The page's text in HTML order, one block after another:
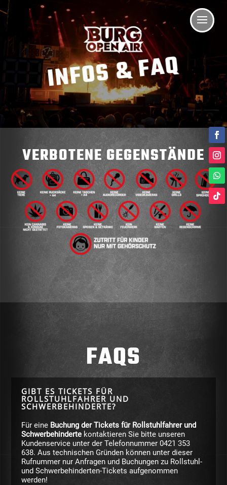
INFOS & FAQ
VERBOTENE GEGENSTÄNDE
FAQS
GIBT ES TICKETS FÜR
ROLLSTUHLFAHRER UND
SCHWERBEHINDERTE?
Für eine Buchung der Tickets für Rollstuhlfahrer und
Schwerbehinderte kontaktieren Sie bitte unseren
Kundenservice unter der Telefonnummer 0421 353
638. Aus technischen Gründen können unter dieser
Rufnummer nur Anfragen und Buchungen zu Rollstuhl-
und Schwerbehinderten-Tickets aufgenommen
werden!